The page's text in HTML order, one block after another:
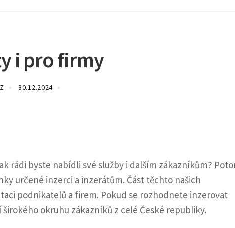
i pro firmy
30.12.2024
rádi byste nabídli své služby i dalším zákazníkům?
určené inzerci a inzerátům. Část těchto našich
podnikatelů a firem. Pokud se rozhodnete inzerovat
okruhu zákazníků z celé České republiky.